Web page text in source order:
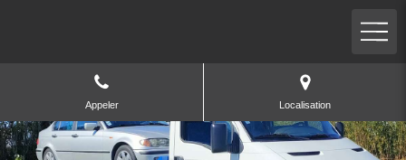
Appeler Localisation